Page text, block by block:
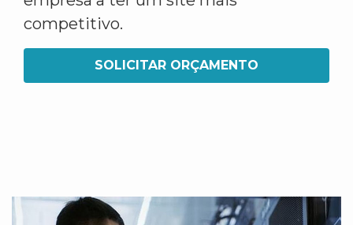
competitivo.
SOLICITAR ORÇAMENTO